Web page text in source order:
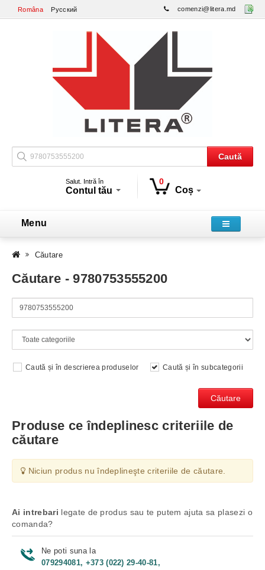
Româna Русский comenzi@litera.md
Caută
Salut. Intră în
Contul tău
0
Coș
Menu
Căutare
Căutare - 9780753555200
Caută și în descrierea produselor Caută și în subcategorii
Produse ce îndeplinesc criteriile de
căutare
Niciun produs nu îndeplineşte criteriile de căutare.
Ai intrebari legate de produs sau te putem ajuta sa plasezi o
comanda?
Ne poti suna la
079294081, +373 (022) 29-40-81,